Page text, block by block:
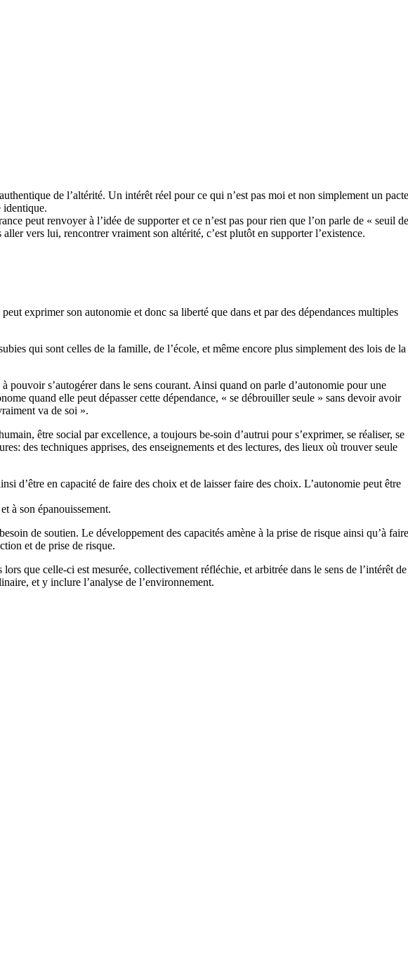
de l’altérité. Un intérêt réel pour ce qui n’est pas moi et non simplement un pacte
identique.
peut renvoyer à l’idée de supporter et ce n’est pas pour rien que l’on parle de « seuil de
vers lui, rencontrer vraiment son altérité, c’est plutôt en supporter l’existence.
exprimer son autonomie et donc sa liberté que dans et par des dépendances multiples
qui sont celles de la famille, de l’école, et même encore plus simplement des lois de la
pouvoir s’autogérer dans le sens courant. Ainsi quand on parle d’autonomie pour une
quand elle peut dépasser cette dépendance, « se débrouiller seule » sans devoir avoir
va de soi ».
être social par excellence, a toujours be-soin d’autrui pour s’exprimer, se réaliser, se
des techniques apprises, des enseignements et des lectures, des lieux où trouver seule
d’être en capacité de faire des choix et de laisser faire des choix. L’autonomie peut être
à son épanouissement.
de soutien. Le développement des capacités amène à la prise de risque ainsi qu’à faire
et de prise de risque.
que celle-ci est mesurée, collectivement réfléchie, et arbitrée dans le sens de l’intérêt de
et y inclure l’analyse de l’environnement.